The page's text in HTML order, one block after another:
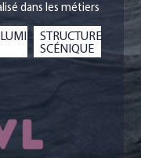
dans les métiers
LUMIÈRESTRUCTURE
SCÉNIQUE